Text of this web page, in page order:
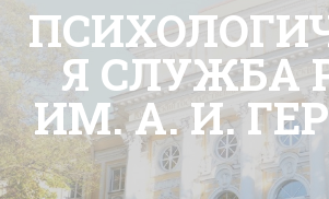
Я СЛУЖБА
ИМ. А. И.